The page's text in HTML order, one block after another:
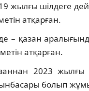
жылғы шілдеге
атқарған.
– қазан
атқарған.
2023 жылғы
болып